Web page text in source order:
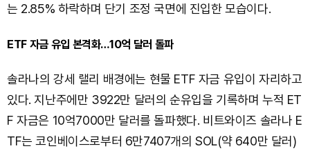
는 2.85% 하락하며 단기 조정 국면에 진입한 모습이다.
ETF 자금 유입 본격화…10억 달러 돌파
솔라나의 강세 랠리 배경에는 현물 ETF 자금 유입이 자리하고
있다. 지난주에만 3922만 달러의 순유입을 기록하며 누적 ET
F 자금은 10억7000만 달러를 돌파했다. 비트와이즈 솔라나 E
TF는 코인베이스로부터 6만7407개의 SOL(약 640만 달러)